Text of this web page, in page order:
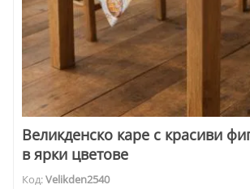
Великденско каре с красиви
в ярки цветове
Код:Velikden2540